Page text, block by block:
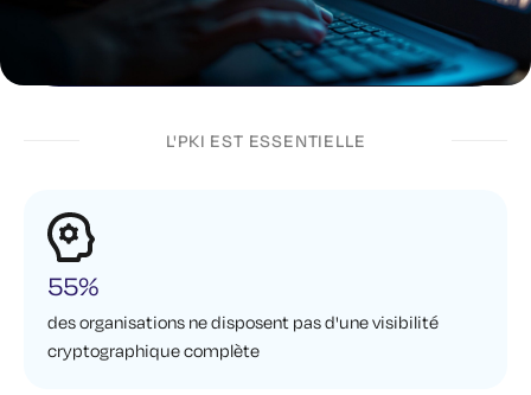
L'PKI EST ESSENTIELLE
55%
des organisations ne disposent pas d'une visibilité
cryptographique complète